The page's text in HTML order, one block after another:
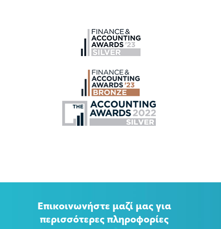
Επικοινωνήστε μαζί μας για
περισσότερες πληροφορίες